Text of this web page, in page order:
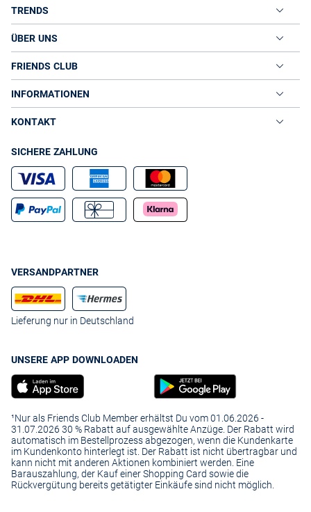
TRENDS
ÜBER UNS
FRIENDS CLUB
INFORMATIONEN
KONTAKT
SICHERE ZAHLUNG
VERSANDPARTNER
Lieferung nur in Deutschland
UNSERE APP DOWNLOADEN
¹Nur als Friends Club Member erhältst Du vom 01.06.2026 -
31.07.2026 30 % Rabatt auf ausgewählte Anzüge. Der Rabatt wird
automatisch im Bestellprozess abgezogen, wenn die Kundenkarte
im Kundenkonto hinterlegt ist. Der Rabatt ist nicht übertragbar und
kann nicht mit anderen Aktionen kombiniert werden. Eine
Barauszahlung, der Kauf einer Shopping Card sowie die
Rückvergütung bereits getätigter Einkäufe sind nicht möglich.